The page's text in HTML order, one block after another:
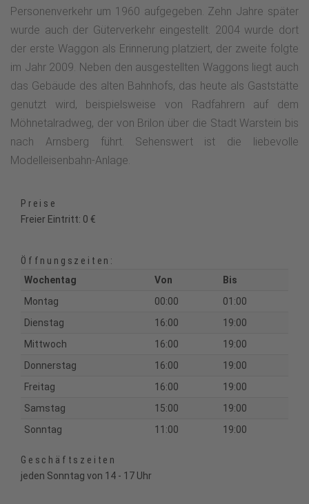
Personenverkehr um 1960 aufgegeben. Zehn Jahre später
wurde auch der Güterverkehr eingestellt. 2004 wurde dort
der erste Waggon als Erinnerung platziert, der zweite folgte
im Jahr 2009. Neben den ausgestellten Waggons liegt auch
das Gebäude des alten Bahnhofs, das heute als Gaststätte
genutzt wird, beispielsweise von Radfahrern auf dem
Möhnetalradweg, der von Brilon über die Stadt Warstein bis
nach Arnsberg führt. Sehenswert ist die liebevolle
Modelleisenbahn-Anlage.
Preise
Freier Eintritt: 0 €
Öffnungszeiten:
Wochentag
Von
Bis
Montag
00:00
01:00
Dienstag
16:00
19:00
Mittwoch
16:00
19:00
Donnerstag
16:00
19:00
Freitag
16:00
19:00
Samstag
15:00
19:00
Sonntag
11:00 19:00
Geschäftszeiten
jeden Sonntag von 14 - 17 Uhr